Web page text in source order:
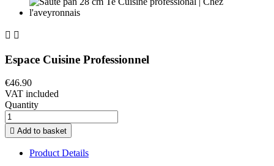
 
Espace Cuisine Professionnel
€46.90
VAT included
Quantity
 Add to basket
Product Details